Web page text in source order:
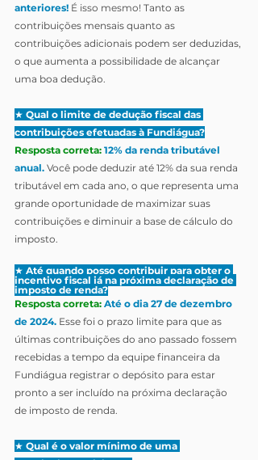
anteriores! É isso mesmo! Tanto as
contribuições mensais quanto as
contribuições adicionais podem ser deduzidas,
o que aumenta a possibilidade de alcançar
uma boa dedução.
★ Qual o limite de dedução fiscal das
contribuições efetuadas à Fundiágua?
Resposta correta: 12% da renda tributável
anual. Você pode deduzir até 12% da sua renda
tributável em cada ano, o que representa uma
grande oportunidade de maximizar suas
contribuições e diminuir a base de cálculo do
imposto.
★ Até quando posso contribuir para obter o
incentivo fiscal já na próxima declaração de
imposto de renda?
Resposta correta: Até o dia 27 de dezembro
de 2024. Esse foi o prazo limite para que as
últimas contribuições do ano passado fossem
recebidas a tempo da equipe financeira da
Fundiágua registrar o depósito para estar
pronto a ser incluído na próxima declaração
de imposto de renda.
★ Qual é o valor mínimo de uma